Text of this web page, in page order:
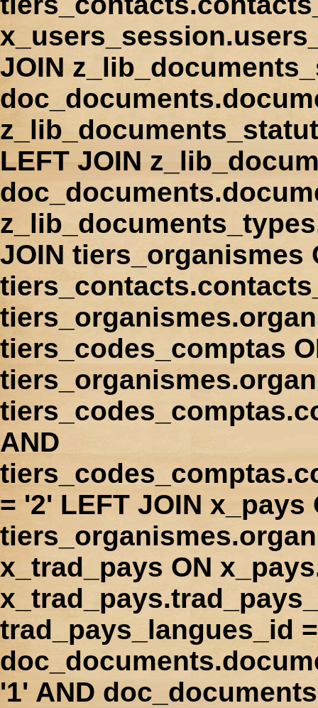
JOIN
LEFT JOIN
JOIN tiers_organismes
tiers_codes_comptas
AND
= '2' LEFT JOIN
x_trad_pays ON
trad_pays_langues_id
'1' AND